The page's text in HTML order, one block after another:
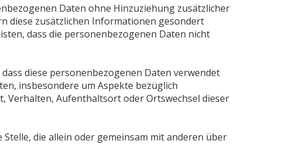
Daten ohne Hinzuziehung zusätzlicher
diese zusätzlichen Informationen gesondert
dass die personenbezogenen Daten nicht
diese personenbezogenen Daten verwendet
insbesondere um Aspekte bezüglich
Verhalten, Aufenthaltsort oder Ortswechsel dieser
die allein oder gemeinsam mit anderen über